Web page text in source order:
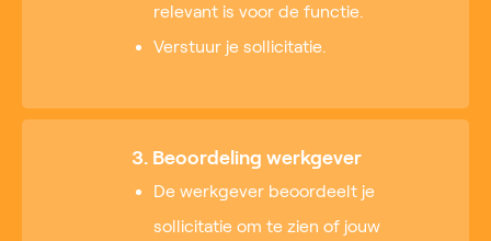
relevant is voor de functie.
Verstuur je sollicitatie.
3. Beoordeling werkgever
De werkgever beoordeelt je
sollicitatie om te zien of jouw